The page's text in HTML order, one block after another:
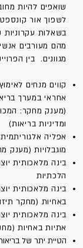
שואפים להיות
לשפוך אור
בשאלות
מהם מעורבים
מגוונים. בין
קווים מנחים
אחראי במערך
(מענק מחקר:
ומדיניות בריאות)
אפליה
מוגבלויות (מענק
בינה מלאכותית
הלכתיות
בינה מלאכותית
באחיות (מחקר
בינה מלאכותית
אתיות באחיות
הטיית יתר של